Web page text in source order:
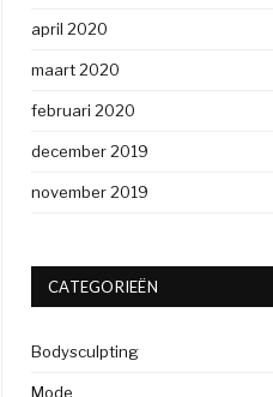
april 2020
maart 2020
februari 2020
december 2019
november 2019
CATEGORIEËN
Bodysculpting
Mode